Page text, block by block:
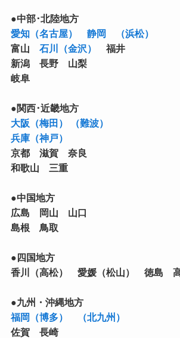
●中部･北陸地方
愛知（名古屋）
静岡
（浜松）
富山 石川（金沢）
福井
新潟 長野 山梨
岐阜
●関西･近畿地方
大阪（梅田）
（難波）
兵庫（神戸）
京都 滋賀 奈良
和歌山 三重
●中国地方
広島 岡山 山口
島根 鳥取
●四国地方
香川（高松） 愛媛（松山） 徳島
●九州・沖縄地方
福岡（博多）
（北九州）
佐賀 長崎